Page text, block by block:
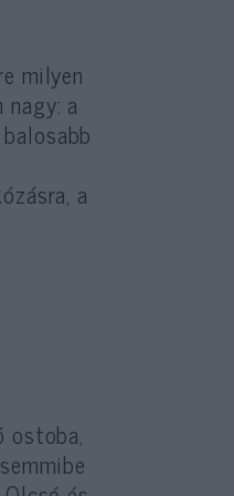
milyen
a
a
ostoba,